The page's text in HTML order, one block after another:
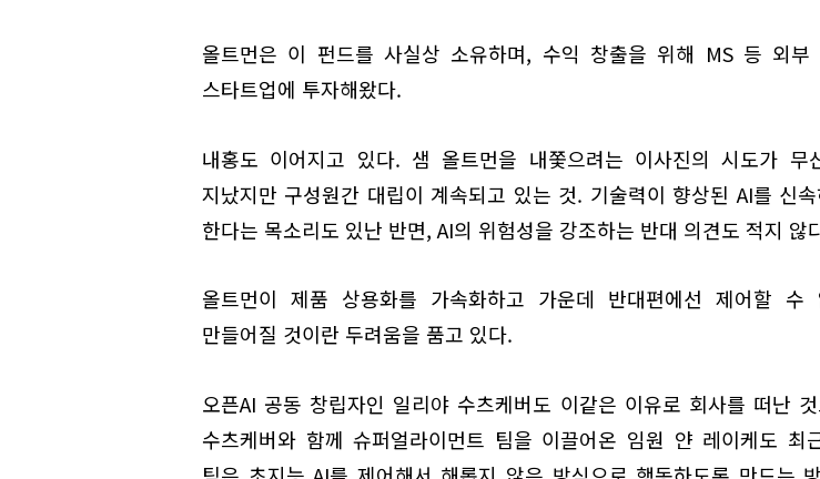
올트먼은 이 펀드를 사실상 소유하며, 수익 창출을 위해 MS 등 외부
스타트업에 투자해왔다.
내홍도 이어지고 있다. 샘 올트먼을 내쫓으려는 이사진의 시도가 무
지났지만 구성원간 대립이 계속되고 있는 것. 기술력이 향상된 AI를 신
한다는 목소리도 있난 반면, AI의 위험성을 강조하는 반대 의견도 적지 않
올트먼이 제품 상용화를 가속화하고 가운데 반대편에선 제어할 수
만들어질 것이란 두려움을 품고 있다.
오픈AI 공동 창립자인 일리야 수츠케버도 이같은 이유로 회사를 떠난
수츠케버와 함께 슈퍼얼라이먼트 팀을 이끌어온 임원 얀 레이케도 최